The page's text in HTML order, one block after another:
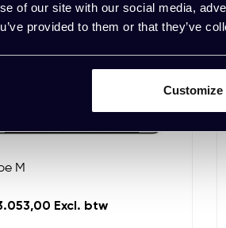
of our site with our social media,
provided to them or that they’ve
Customize
M
Excl. btw